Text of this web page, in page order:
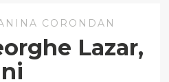
CORONDAN
Lazar,